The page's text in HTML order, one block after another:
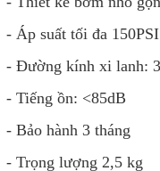
- Vòi phun không khí
- Mặt đồng hồ hiển thị
- Thiết kế bơm nhỏ
- Áp suất tối đa 150PSI
- Đường kính xi lanh: